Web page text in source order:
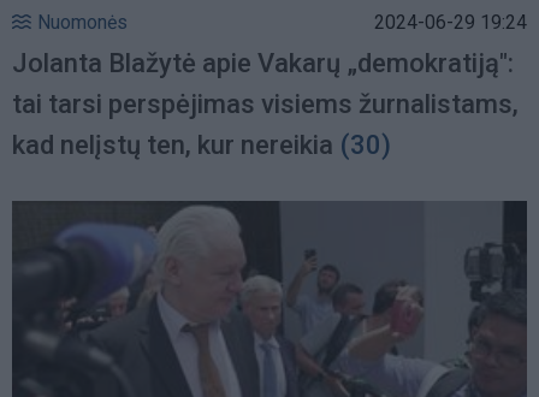
Nuomonės 2024-06-29 19:24
Jolanta Blažytė apie Vakarų „demokratiją":
tai tarsi perspėjimas visiems žurnalistams,
kad nelįstų ten, kur nereikia (30)